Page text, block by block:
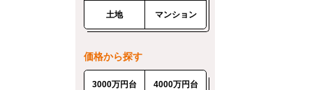
土地 マンション
価格から探す
3000万円台 4000万円台